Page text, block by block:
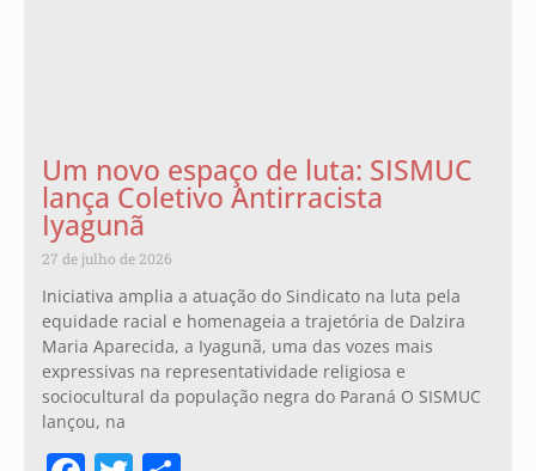
Um novo espaço de luta: SISMUC
lança Coletivo Antirracista
Iyagunã
27 de julho de 2026
Iniciativa amplia a atuação do Sindicato na luta pela
equidade racial e homenageia a trajetória de Dalzira
Maria Aparecida, a Iyagunã, uma das vozes mais
expressivas na representatividade religiosa e
sociocultural da população negra do Paraná O SISMUC
lançou, na